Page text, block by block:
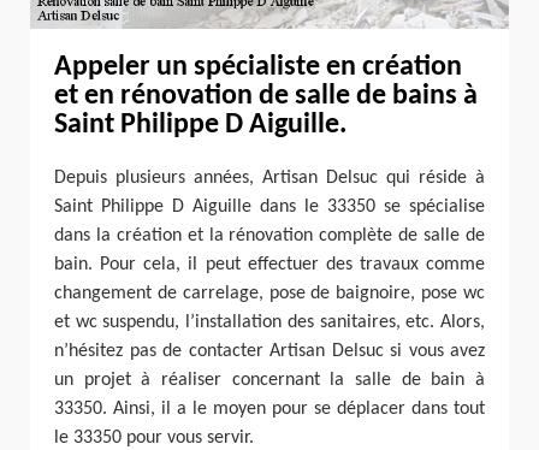
Appeler un spécialiste en création
et en rénovation de salle de bains à
Saint Philippe D Aiguille.
Depuis plusieurs années, Artisan Delsuc qui réside à
Saint Philippe D Aiguille dans le 33350 se spécialise
dans la création et la rénovation complète de salle de
bain. Pour cela, il peut effectuer des travaux comme
changement de carrelage, pose de baignoire, pose wc
et wc suspendu, l’installation des sanitaires, etc. Alors,
n’hésitez pas de contacter Artisan Delsuc si vous avez
un projet à réaliser concernant la salle de bain à
33350. Ainsi, il a le moyen pour se déplacer dans tout
le 33350 pour vous servir.